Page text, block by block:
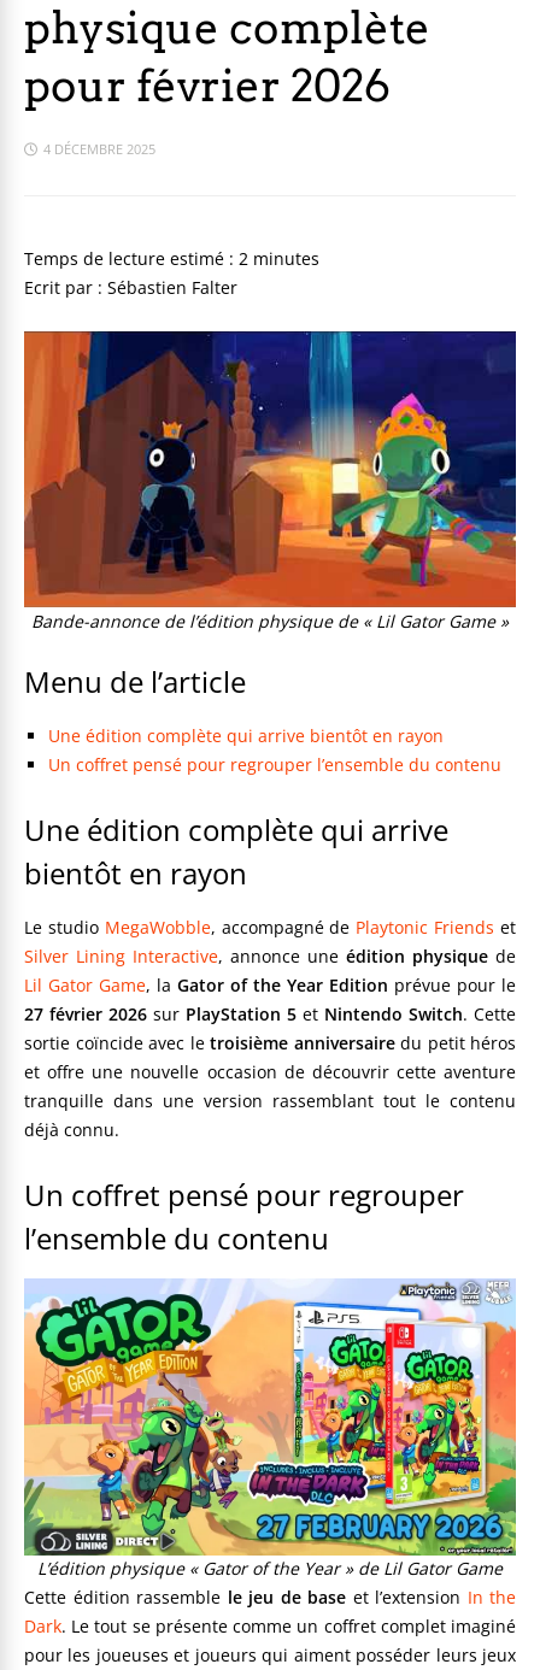
physique complète
pour février 2026
4 DÉCEMBRE 2025
Ecrit par : Sébastien Falter
Bande-annonce de l’édition physique de « Lil Gator Game »
Menu de l’article
Une édition complète qui arrive bientôt en rayon
Un coffret pensé pour regrouper l’ensemble du contenu
Une édition complète qui arrive
bientôt en rayon
Le studio MegaWobble, accompagné de Playtonic Friends et
Silver Lining Interactive, annonce une édition physique de
Lil Gator Game, la Gator of the Year Edition prévue pour le
27 février 2026 sur PlayStation 5 et Nintendo Switch. Cette
sortie coïncide avec le troisième anniversairedu petit héros
et offre une nouvelle occasion de découvrir cette aventure
tranquille dans une version rassemblant tout le contenu
déjà connu.
Un coffret pensé pour regrouper
l’ensemble du contenu
L’édition physique « Gator of the Year » de Lil Gator Game
Cette édition rassemble le jeu de base et l’extension In the
Dark. Le tout se présente comme un coffret complet imaginé
pour les joueuses et joueurs qui aiment posséder leurs jeux